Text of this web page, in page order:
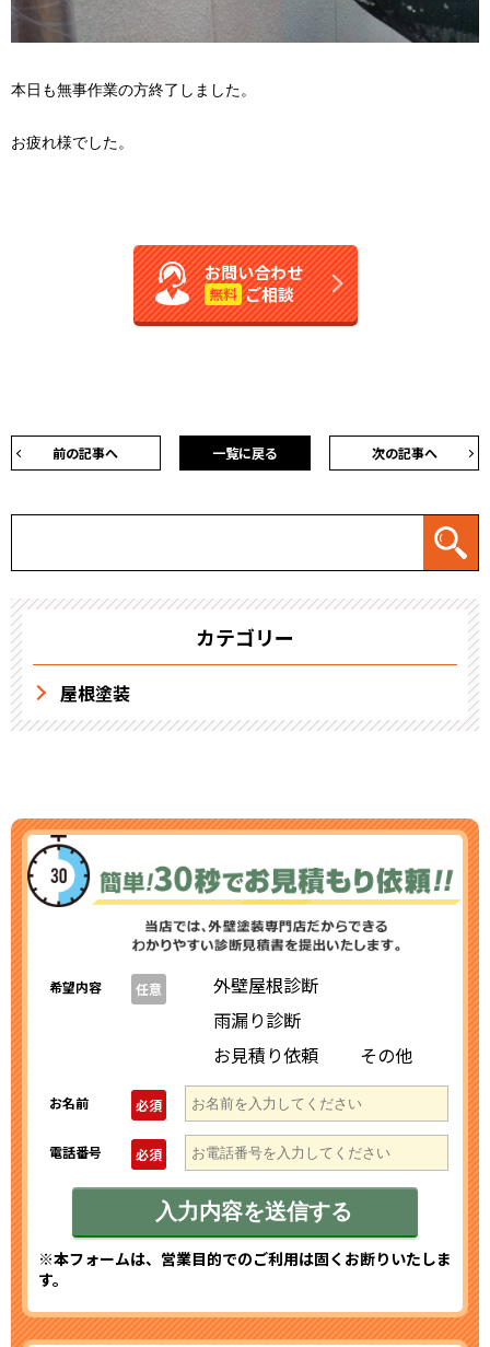
本日も無事作業の方終了しました。
お疲れ様でした。
お問い合わせ
無料 ご相談
前の記事へ 次の記事へ
一覧に戻る
カテゴリー
屋根塗装
希望内容 任意
外壁屋根診断
雨漏り診断
お見積り依頼
その他
お名前 必須
電話番号 必須
※本フォームは、営業目的でのご利用は固くお断りいたしま
す。